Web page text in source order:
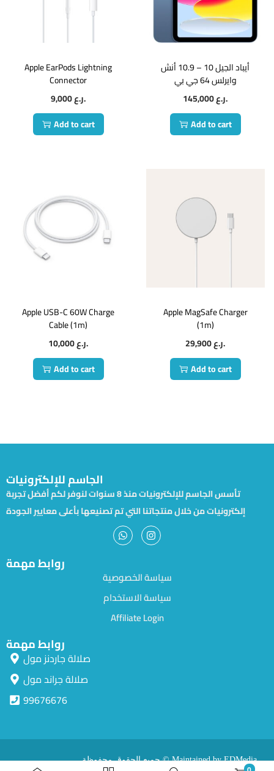
Apple EarPods Lightning
Connector
9,000
ر.ع.
Add to cart
أيباد الجيل 10 – 10.9 أنش
وايرلس 64 جي بي
145,000
ر.ع.
Add to cart
Apple USB-C 60W Charge
Cable (1m)
10,000
ر.ع.
Add to cart
Apple MagSafe Charger
(1m)
29,900
ر.ع.
Add to cart
الجاسم للإلكترونيات
تأسس الجاسم للإلكترونيات منذ 8 سنوات لنوفر لكم أفضل تجربة
إلكترونيات من خلال منتجاتنا التي تم تصنيعها بأعلى معايير الجودة
روابط مهمة
سياسة الخصوصية
سياسة الاستخدام
Affiliate Login
روابط مهمة
صلالة جاردنز مول
صلالة جراند مول
99676676
جميع الحقوق محفوظة © Maintained by EDMedia.